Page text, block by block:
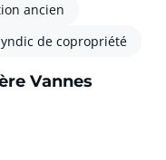
ancien
de copropriété
Vannes